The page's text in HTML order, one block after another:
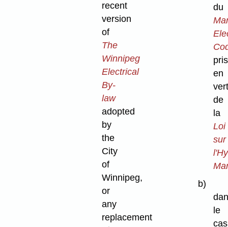
recent
version
of
The
Winnipeg
Electrical
By-
law
adopted
by
the
City
of
Winnipeg,
or
any
replacement
du
pris
en
de
la
Loi
sur
b)
le
cas